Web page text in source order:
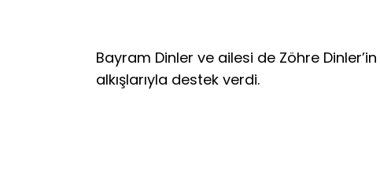
Bayram Dinler ve ailesi de Zöhre
alkışlarıyla destek verdi.